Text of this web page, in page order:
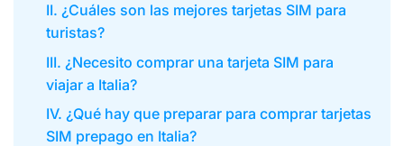
II. ¿Cuáles son las mejores tarjetas SIM para
turistas?
III. ¿Necesito comprar una tarjeta SIM para
viajar a Italia?
IV. ¿Qué hay que preparar para comprar tarjetas
SIM prepago en Italia?